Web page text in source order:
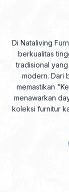
Di Nataliving
berkualitas
tradisional
modern. Dari
memastikan
menawarkan
koleksi furnitur